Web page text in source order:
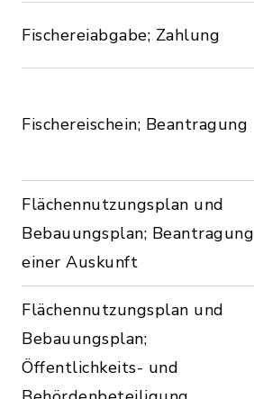
Fischereiabgabe; Zahlung
Fischereischein; Beantragung
Flächennutzungsplan und
Bebauungsplan; Beantragung
einer Auskunft
Flächennutzungsplan und
Bebauungsplan;
Öffentlichkeits- und